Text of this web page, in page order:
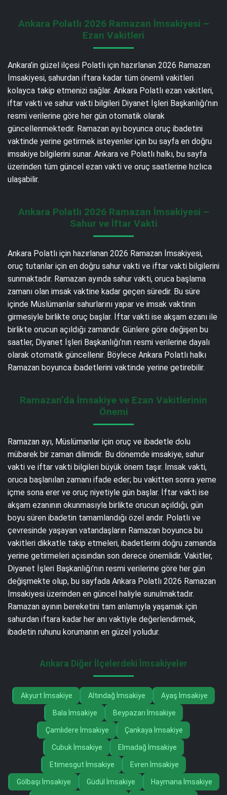
Ankara Polatlı 2026 Ramazan İmsakiyesi –
Ezan Vakitleri
Ankara’in güzel ilçesi Polatlı için hazırlanan 2026 Ramazan
İmsakiyesi, sahurdan iftara kadar tüm önemli vakitleri
kolayca takip etmenizi sağlar. Ankara Polatlı ezan vakitleri,
iftar vakti ve sahur vakti bilgileri Diyanet İşleri Başkanlığı’nın
resmi verilerine göre her gün otomatik olarak
güncellenmektedir. Ramazan ayı boyunca oruç ibadetini
vaktinde yerine getirmek isteyenler için bu sayfa en doğru
imsakiye bilgilerini sunar. Ankara ve Polatlı halkı, bu sayfa
üzerinden tüm güncel ezan vakti ve oruç saatlerine hızlıca
ulaşabilir.
Ankara Polatlı 2026 Ramazan İmsakiyesi –
Sahur ve İftar Vakti
Ankara Polatlı için hazırlanan 2026 Ramazan İmsakiyesi,
oruç tutanlar için en doğru sahur vakti ve iftar vakti bilgilerini
sunmaktadır. Ramazan ayında sahur vakti, oruca başlama
zamanı olan imsak vaktine kadar geçen süredir. Bu süre
içinde Müslümanlar sahurlarını yapar ve imsak vaktinin
girmesiyle birlikte oruç başlar. İftar vakti ise akşam ezanı ile
birlikte orucun açıldığı zamandır. Günlere göre değişen bu
saatler, Diyanet İşleri Başkanlığı’nın resmi verilerine dayalı
olarak otomatik güncellenir. Böylece Ankara Polatlı halkı
Ramazan boyunca ibadetlerini vaktinde yerine getirebilir.
Ramazan’da İmsakiye ve Ezan Vakitlerinin
Önemi
Ramazan ayı, Müslümanlar için oruç ve ibadetle dolu
mübarek bir zaman dilimidir. Bu dönemde imsakiye, sahur
vakti ve iftar vakti bilgileri büyük önem taşır. İmsak vakti,
oruca başlanılan zamanı ifade eder; bu vakitten sonra yeme
içme sona erer ve oruç niyetiyle gün başlar. İftar vakti ise
akşam ezanının okunmasıyla birlikte orucun açıldığı, gün
boyu süren ibadetin tamamlandığı özel andır. Polatlı ve
çevresinde yaşayan vatandaşların Ramazan boyunca bu
vakitleri dikkatle takip etmeleri, ibadetlerini doğru zamanda
yerine getirmeleri açısından son derece önemlidir. Vakitler,
Diyanet İşleri Başkanlığı’nın resmi verilerine göre her gün
değişmekte olup, bu sayfada Ankara Polatlı 2026 Ramazan
İmsakiyesi üzerinden en güncel haliyle sunulmaktadır.
Ramazan ayının bereketini tam anlamıyla yaşamak için
sahurdan iftara kadar her anı vaktiyle değerlendirmek,
ibadetin ruhunu korumanın en güzel yoludur.
Ankara Diğer İlçelerdeki İmsakiyeler
Akyurt İmsakiye Altındağ İmsakiye Ayaş İmsakiye
Bala İmsakiye Beypazarı İmsakiye
Çamlıdere İmsakiye Çankaya İmsakiye
Cubuk İmsakiye Elmadağ İmsakiye
Etimesgut İmsakiye Evren İmsakiye
Gölbaşı İmsakiye Güdül İmsakiye Haymana İmsakiye